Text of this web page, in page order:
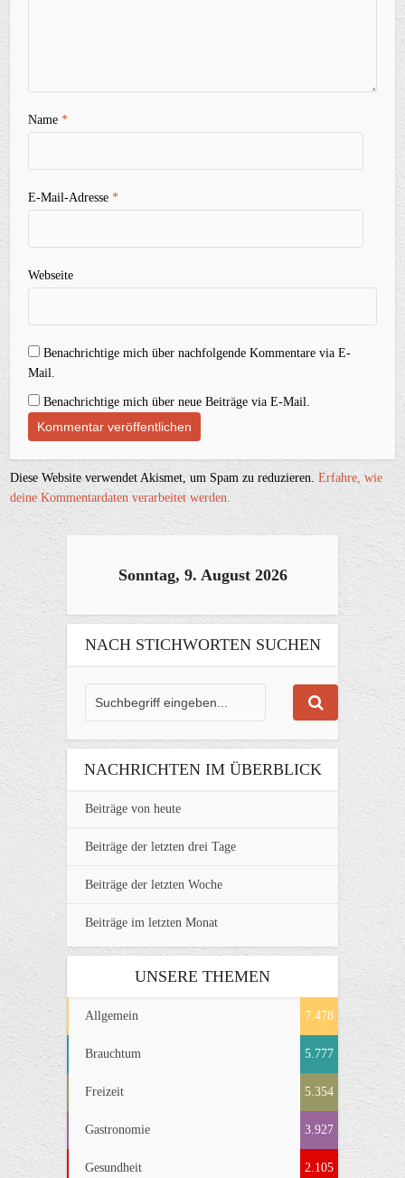
Name*
E-Mail-Adresse*
Webseite
Benachrichtige mich über nachfolgende Kommentare via E-
Mail.
Benachrichtige mich über neue Beiträge via E-Mail.
Diese Website verwendet Akismet, um Spam zu reduzieren.Erfahre, wie
deine Kommentardaten verarbeitet werden.
Sonntag, 9. August 2026
NACH STICHWORTEN SUCHEN
NACHRICHTEN IM ÜBERBLICK
Beiträge von heute
Beiträge der letzten drei Tage
Beiträge der letzten Woche
Beiträge im letzten Monat
UNSERE THEMEN
Allgemein 7.478
Brauchtum 5.777
Freizeit 5.354
Gastronomie 3.927
Gesundheit 2.105